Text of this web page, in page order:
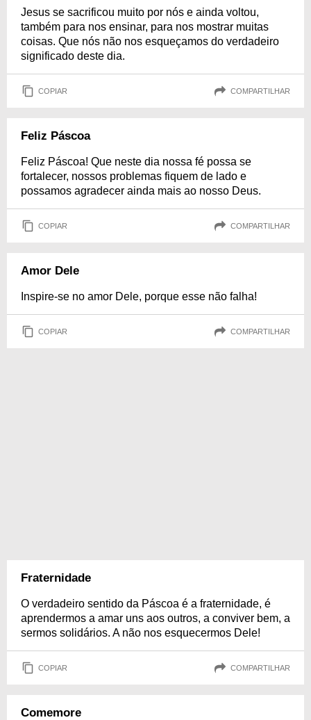
Jesus se sacrificou muito por nós e ainda voltou,
também para nos ensinar, para nos mostrar muitas
coisas. Que nós não nos esqueçamos do verdadeiro
significado deste dia.
COPIAR COMPARTILHAR
Feliz Páscoa
Feliz Páscoa! Que neste dia nossa fé possa se
fortalecer, nossos problemas fiquem de lado e
possamos agradecer ainda mais ao nosso Deus.
COPIAR COMPARTILHAR
Amor Dele
Inspire-se no amor Dele, porque esse não falha!
COPIAR COMPARTILHAR
Fraternidade
O verdadeiro sentido da Páscoa é a fraternidade, é
aprendermos a amar uns aos outros, a conviver bem, a
sermos solidários. A não nos esquecermos Dele!
COPIAR COMPARTILHAR
Comemore